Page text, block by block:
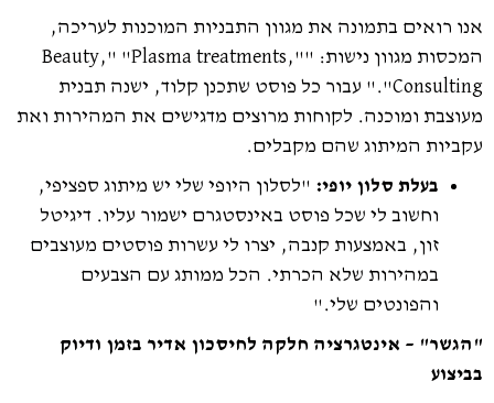
אנו רואים בתמונה את מגוון התבניות המוכנות לעריכה,
המכסות מגוון נישות: "Beauty," "Plasma treatments,"
"Consulting." עבור כל פוסט שתכנן קלוד, ישנה תבנית
מעוצבת ומוכנה. לקוחות מרוצים מדגישים את המהירות ואת
עקביות המיתוג שהם מקבלים.
בעלת סלון יופי: "לסלון היופי שלי יש מיתוג ספציפי,
וחשוב לי שכל פוסט באינסטגרם ישמור עליו. דיגיטל
זון, באמצעות קנבה, יצרו לי עשרות פוסטים מעוצבים
במהירות שלא הכרתי. הכל ממותג עם הצבעים
והפונטים שלי."
"הגשר" – אינטגרציה חלקה לחיסכון אדיר בזמן ודיוק
בביצוע